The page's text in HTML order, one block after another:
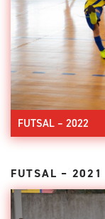
FUTSAL – 2022
FUTSAL – 2021